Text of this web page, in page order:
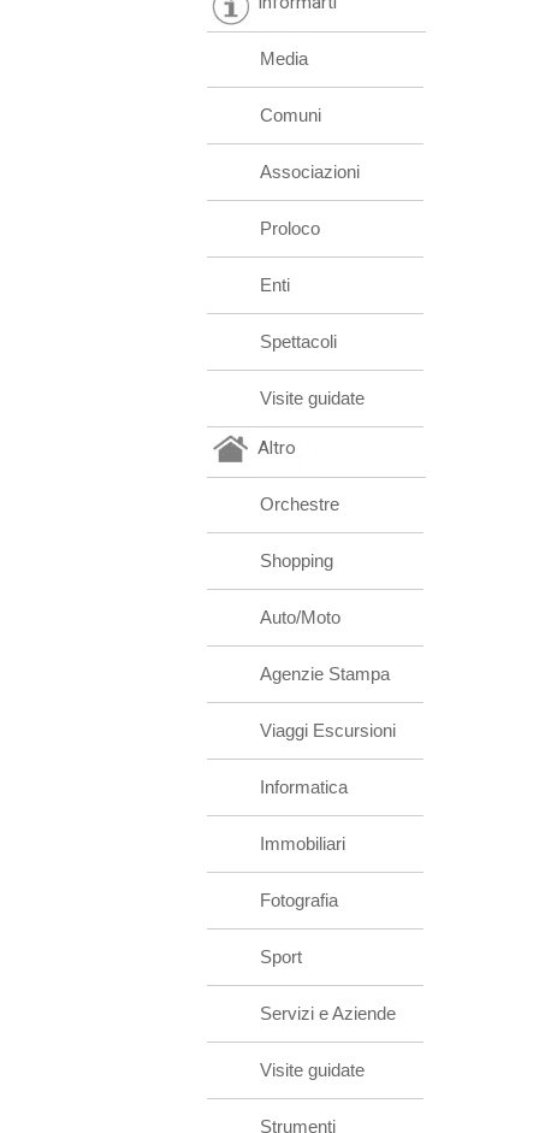
Media
Comuni
Associazioni
Proloco
Enti
Spettacoli
Visite guidate
Altro
Orchestre
Shopping
Auto/Moto
Agenzie Stampa
Viaggi Escursioni
Informatica
Immobiliari
Fotografia
Sport
Servizi e Aziende
Visite guidate
Strumenti